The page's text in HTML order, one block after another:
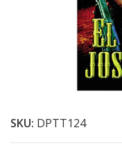
SKU: DPTT124